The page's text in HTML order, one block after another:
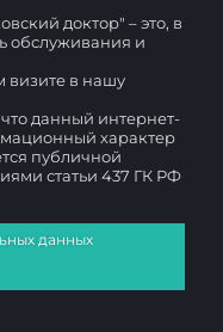
доктор" – это, в
обслуживания и
визите в нашу
что данный интернет-
характер
публичной
статьи 437 ГК РФ
данных